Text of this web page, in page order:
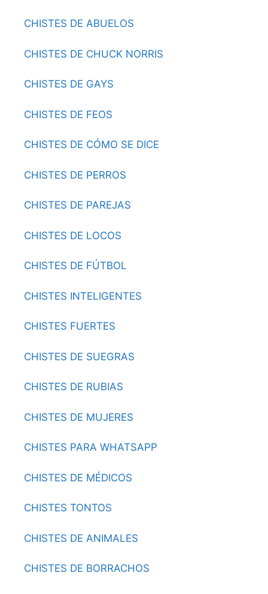
CHISTES DE ABUELOS
CHISTES DE CHUCK NORRIS
CHISTES DE GAYS
CHISTES DE FEOS
CHISTES DE CÓMO SE DICE
CHISTES DE PERROS
CHISTES DE PAREJAS
CHISTES DE LOCOS
CHISTES DE FÚTBOL
CHISTES INTELIGENTES
CHISTES FUERTES
CHISTES DE SUEGRAS
CHISTES DE RUBIAS
CHISTES DE MUJERES
CHISTES PARA WHATSAPP
CHISTES DE MÉDICOS
CHISTES TONTOS
CHISTES DE ANIMALES
CHISTES DE BORRACHOS